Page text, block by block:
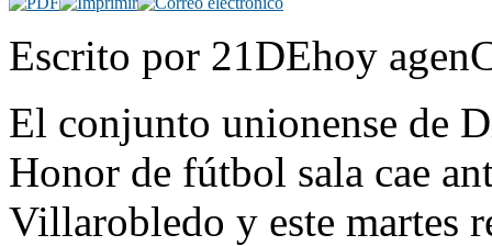
Escrito por 21DEhoy
El conjunto unionense de
Honor de fútbol sala cae
Villarobledo y este martes